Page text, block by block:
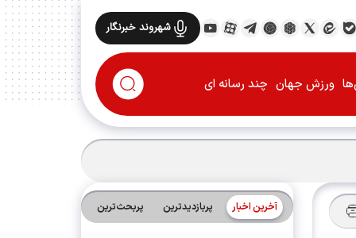
شهروند خبرنگار
ورزش جهان چند رسانه ای
آخرین اخبار پربازدیدترین پربحث‌ترین‌